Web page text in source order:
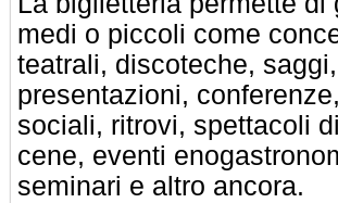
medi o piccoli come
teatrali, discoteche,
presentazioni,
sociali, ritrovi, spettacoli
cene, eventi
seminari e altro ancora.